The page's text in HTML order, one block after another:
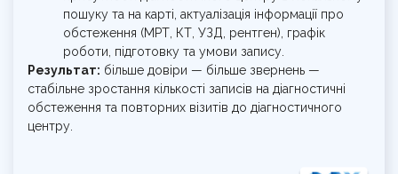
пошуку та на карті, актуалізація інформації про
обстеження (МРТ, КТ, УЗД, рентген), графік
роботи, підготовку та умови запису.
Результат: більше довіри — більше звернень —
стабільне зростання кількості записів на діагностичні
обстеження та повторних візитів до діагностичного
центру.